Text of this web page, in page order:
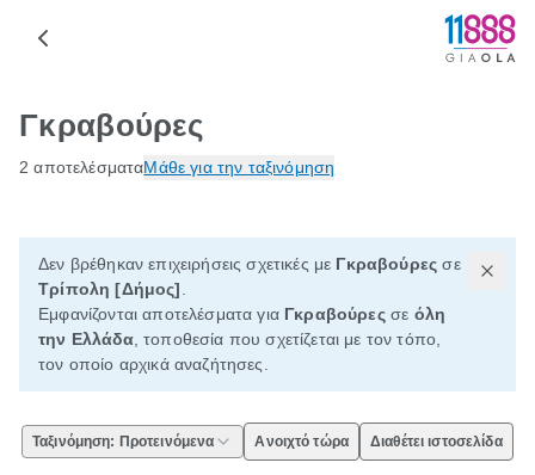
Γκραβούρες
2 αποτελέσματαΜάθε για την ταξινόμηση
Δεν βρέθηκαν επιχειρήσεις σχετικές με Γκραβούρες σε
Τρίπολη [Δήμος]
Εμφανίζονται αποτελέσματα για Γκραβούρεςσε όλη
την Ελλάδα, τοποθεσία που σχετίζεται με τον τόπο,
τον οποίο αρχικά αναζήτησες.
Ταξινόμηση: Προτεινόμενα Ανοιχτό τώρα Διαθέτει ιστοσελίδα